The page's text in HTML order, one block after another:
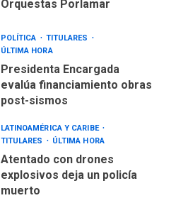
Orquestas Porlamar
POLÍTICA
TITULARES
ÚLTIMA HORA
Presidenta Encargada
evalúa financiamiento obras
post-sismos
LATINOAMÉRICA Y CARIBE
TITULARES
ÚLTIMA HORA
Atentado con drones
explosivos deja un policía
muerto